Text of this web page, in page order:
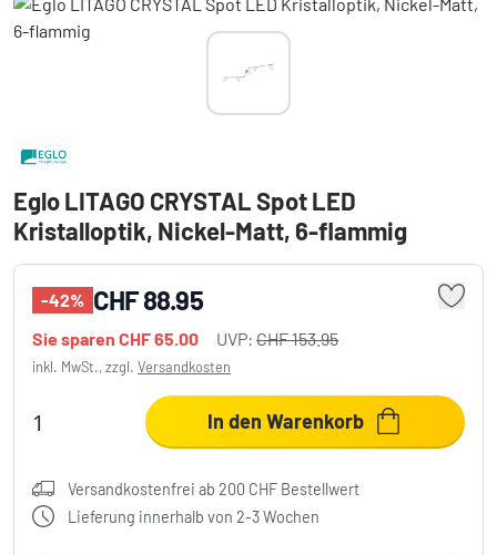
Eglo LITAGO CRYSTAL Spot LED
Kristalloptik, Nickel-Matt, 6-flammig
-42% CHF 88.95
Sie sparen CHF 65.00 UVP: CHF 153.95
inkl. MwSt., zzgl. Versandkosten
In den Warenkorb
Versandkostenfrei ab 200 CHF Bestellwert
Lieferung innerhalb von 2-3 Wochen